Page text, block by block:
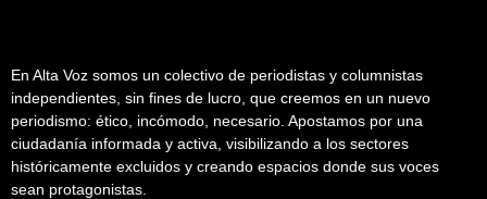
En Alta Voz somos un colectivo de periodistas y columnistas
independientes, sin fines de lucro, que creemos en un nuevo
periodismo: ético, incómodo, necesario. Apostamos por una
ciudadanía informada y activa, visibilizando a los sectores
históricamente excluidos y creando espacios donde sus voces
sean protagonistas.